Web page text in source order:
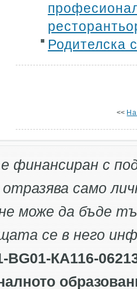
Родителска
<<
финансиран с
само
може да бъде
се в него
BG01-КА116-